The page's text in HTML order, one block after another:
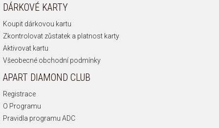
DÁRKOVÉ KARTY
Koupit dárkovou kartu
Zkontrolovat zůstatek a platnost karty
Aktivovat kartu
Všeobecné obchodní podmínky
APART DIAMOND CLUB
Registrace
O Programu
Pravidla programu ADC